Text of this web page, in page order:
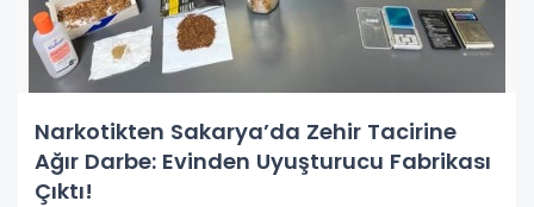
Narkotikten Sakarya’da Zehir Tacirine
Ağır Darbe: Evinden Uyuşturucu Fabrikası
Çıktı!